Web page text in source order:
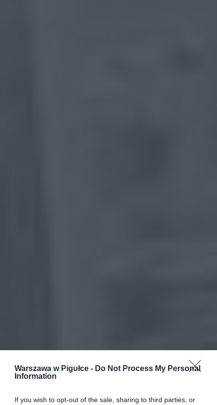
Warszawa w Pigułce - Do Not Process My Personal
Information
If you wish to opt-out of the sale, sharing to third parties, or